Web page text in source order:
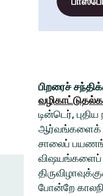
பிறரைச்
டின்டெர்,
ஆர்வங்களைக்
சாலைப்
விஷயங்களைப்
போன்றே